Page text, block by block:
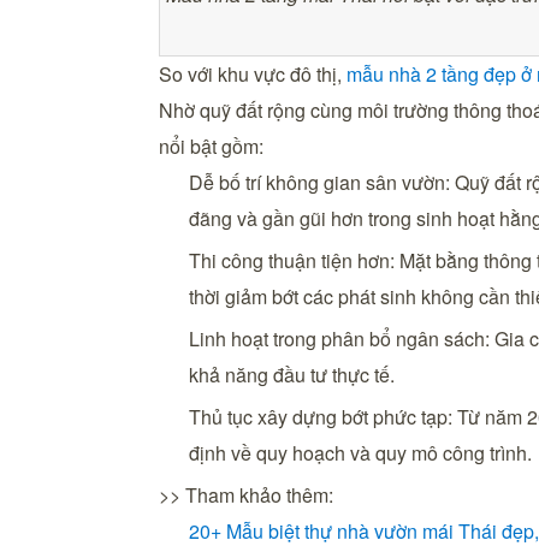
So với khu vực đô thị, mẫu nhà 2 tầng đẹp ở
Nhờ quỹ đất rộng cùng môi trường thông
nổi bật gồm:
Dễ bố trí không gian sân vườn: Quỹ đất
đãng và gần gũi hơn trong sinh hoạt
Thi công thuận tiện hơn: Mặt bằng
thời giảm bớt các phát sinh không cần
Linh hoạt trong phân bổ ngân sách:
khả năng đầu tư thực tế.
Thủ tục xây dựng bớt phức tạp: Từ năm
định về quy hoạch và quy mô công trình.
>> Tham khảo thêm:
20+ Mẫu biệt thự nhà vườn mái Thái